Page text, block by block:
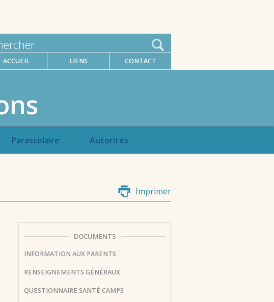
ACCUEIL LIENS CONTACT
Parascolaire Autorités
Imprimer
DOCUMENTS
INFORMATION AUX PARENTS
RENSEIGNEMENTS GÉNÉRAUX
QUESTIONNAIRE SANTÉ CAMPS